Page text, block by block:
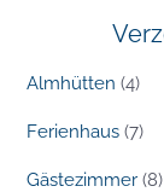
Almhütten (4)
Ferienhaus (7)
Gästezimmer (8)